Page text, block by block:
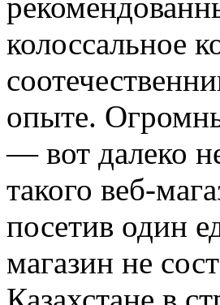
колоссальное
опыте.
— вот далеко
такого веб-
посетив один
магазин не